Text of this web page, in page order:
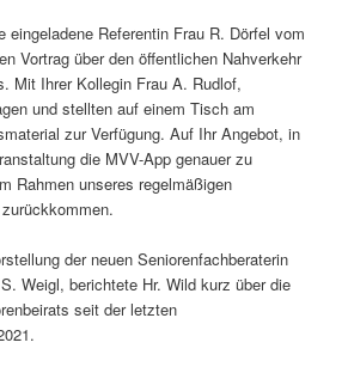
eingeladene Referentin Frau R. Dörfel vom
Vortrag über den öffentlichen Nahverkehr
Mit Ihrer Kollegin Frau A. Rudlof,
und stellten auf einem Tisch am
zur Verfügung. Auf Ihr Angebot, in
die MVV-App genauer zu
Rahmen unseres regelmäßigen
der neuen Seniorenfachberaterin
Weigl, berichtete Hr. Wild kurz über die
seit der letzten